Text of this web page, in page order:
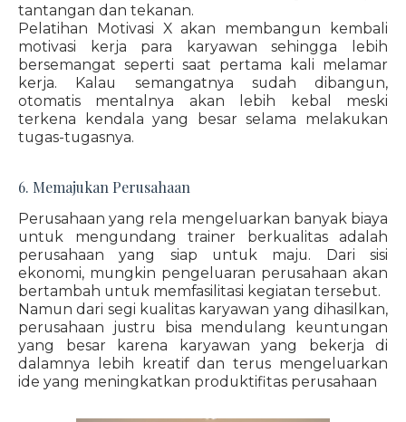
tantangan dan tekanan.
Pelatihan Motivasi X akan membangun kembali
motivasi kerja para karyawan sehingga lebih
bersemangat seperti saat pertama kali melamar
kerja. Kalau semangatnya sudah dibangun,
otomatis mentalnya akan lebih kebal meski
terkena kendala yang besar selama melakukan
tugas-tugasnya.
6. Memajukan Perusahaan
Perusahaan yang rela mengeluarkan banyak biaya
untuk mengundang trainer berkualitas adalah
perusahaan yang siap untuk maju. Dari sisi
ekonomi, mungkin pengeluaran perusahaan akan
bertambah untuk memfasilitasi kegiatan tersebut.
Namun dari segi kualitas karyawan yang dihasilkan,
perusahaan justru bisa mendulang keuntungan
yang besar karena karyawan yang bekerja di
dalamnya lebih kreatif dan terus mengeluarkan
ide yang meningkatkan produktifitas perusahaan